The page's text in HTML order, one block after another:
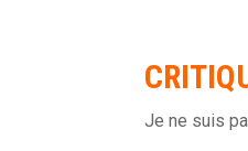
Je ne suis